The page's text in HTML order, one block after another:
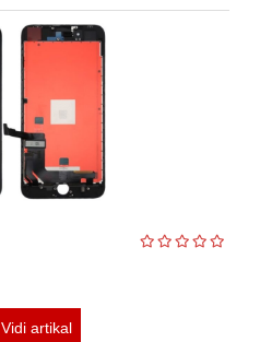
Vidi artikal